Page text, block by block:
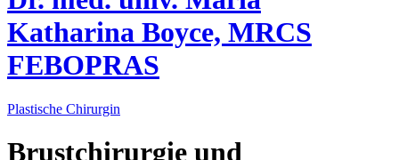
Katharina Boyce, MRCS
FEBOPRAS
Plastische Chirurgin
Brustchirurgie und